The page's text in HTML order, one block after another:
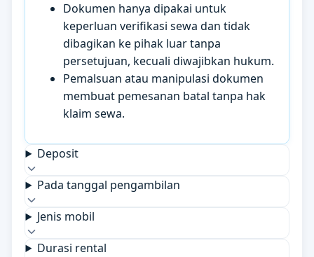
Dokumen hanya dipakai untuk
keperluan verifikasi sewa dan tidak
dibagikan ke pihak luar tanpa
persetujuan, kecuali diwajibkan hukum.
Pemalsuan atau manipulasi dokumen
membuat pemesanan batal tanpa hak
klaim sewa.
Deposit
Pada tanggal pengambilan
Jenis mobil
Durasi rental